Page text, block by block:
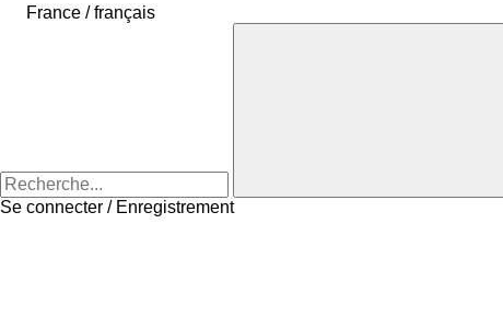
France / français
Se connecter / Enregistrement